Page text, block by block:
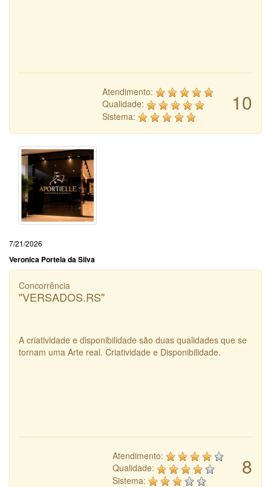
10
Atendimento:
Qualidade:
Sistema:
7/21/2026
Veronica Portela da Silva
Concorrência
"VERSADOS.RS"
A criatividade e disponibilidade são duas qualidades que se
tornam uma Arte real. Criatividade e Disponibilidade.
8
Atendimento:
Qualidade:
Sistema: